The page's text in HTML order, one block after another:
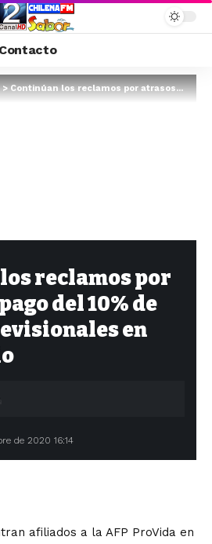
Contacto
>Continúan los reclamos por atrasos en pago del 10% de ahorros previsionales en San Antonio
reclamos por
del 10% de
en
de 2020 16:14
afiliados a la AFP ProVida en